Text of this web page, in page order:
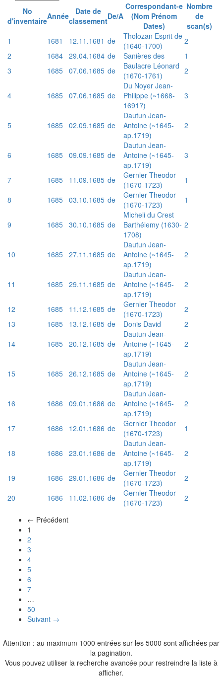
No
d'inventaireAnnée
Date de
classementDe/A
Correspondant-e
(Nom Prénom
Dates)
Nombre
de
scan(s)
1
1681 12.11.1681 de
Tholozan Esprit de
(1640-1700)
2
2
1684 29.04.1684 de Sanières des
1
3
1685 07.06.1685 de
Baulacre Léonard
(1670-1761)
2
4 1685 07.06.1685 de
Du Noyer Jean-
Philippe (~1668-
1691?)
3
5 1685 02.09.1685 de
Dautun Jean-
Antoine (~1645-
ap.1719)
2
6 1685 09.09.1685 de
Dautun Jean-
Antoine (~1645-
ap.1719)
3
7 1685 11.09.1685 de
Gernler Theodor
(1670-1723)
1
8
1685 03.10.1685 de
Gernler Theodor
(1670-1723)
1
9 1685 30.10.1685 de
Micheli du Crest
Barthélemy (1630-
1708)
2
10 1685 27.11.1685 de
Dautun Jean-
Antoine (~1645-
ap.1719)
2
11 1685 29.11.1685 de
Dautun Jean-
Antoine (~1645-
ap.1719)
2
12 1685 11.12.1685 de
Gernler Theodor
(1670-1723)
2
13
1685 13.12.1685 de Donis David
2
14
1685 20.12.1685 de
Dautun Jean-
Antoine (~1645-
ap.1719)
2
15 1685 26.12.1685 de
Dautun Jean-
Antoine (~1645-
ap.1719)
2
16 1686 09.01.1686 de
Dautun Jean-
Antoine (~1645-
ap.1719)
2
17 1686 12.01.1686 de
Gernler Theodor
(1670-1723)
1
18 1686 23.01.1686 de
Dautun Jean-
Antoine (~1645-
ap.1719)
2
19 1686 29.01.1686 de
Gernler Theodor
(1670-1723)
2
20
1686 11.02.1686 de
Gernler Theodor
(1670-1723)
2
← Précédent
1
2
3
4
5
6
7
…
50
Suivant →
Attention : au maximum 1000 entrées sur les 5000 sont affichées par
la pagination.
Vous pouvez utiliser la recherche avancée pour restreindre la liste à
afficher.